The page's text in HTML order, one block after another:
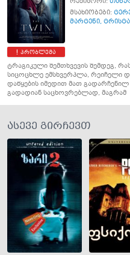
პრობლემა
მსახიობები:
მარტენი,
ტრაგიკული შემთხვევის შემდეგ,
სიცოცხლე ემსხვერპლა, რეიჩელი
დაწყების იმედით მათ
გადადიან საცხოვრებლად, მაგრამ
ასევე გირჩევთ